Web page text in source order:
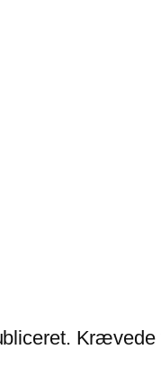
Krævede